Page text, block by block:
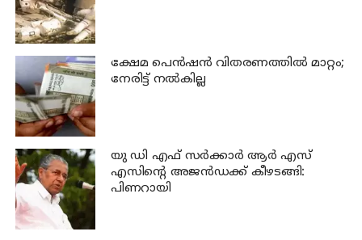
ക്ഷേമ പെന്‍ഷന്‍ വിതരണത്തില്‍ മാറ്റം;
നേരിട്ട് നല്‍കില്ല
യു ഡി എഫ് സര്‍ക്കാര്‍ ആര്‍ എസ്
എസിന്റെ അജന്‍ഡക്ക്‌ കീഴടങ്ങി:
പിണറായി